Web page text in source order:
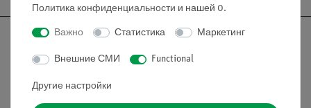
Политика конфиденциальности и нашей 0.
Важно Статистика Маркетинг
Внешние СМИ Functional
Другие настройки